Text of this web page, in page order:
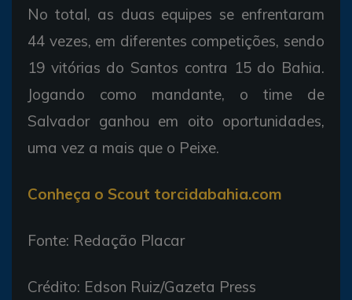
No total, as duas equipes se enfrentaram
44 vezes, em diferentes competições, sendo
19 vitórias do Santos contra 15 do Bahia.
Jogando como mandante, o time de
Salvador ganhou em oito oportunidades,
uma vez a mais que o Peixe.
Conheça o Scout torcidabahia.com
Fonte: Redação Placar
Crédito: Edson Ruiz/Gazeta Press